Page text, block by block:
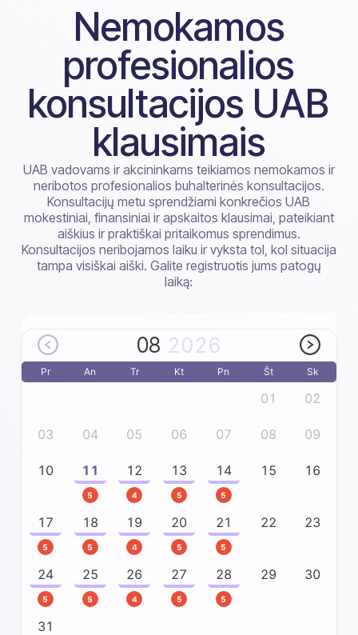
Nemokamos
profesionalios
konsultacijos UAB
klausimais
UAB vadovams ir akcininkams teikiamos nemokamos ir
neribotos profesionalios buhalterinės konsultacijos.
Konsultacijų metu sprendžiami konkrečios UAB
mokestiniai, finansiniai ir apskaitos klausimai, pateikiant
aiškius ir praktiškai pritaikomus sprendimus.
Konsultacijos neribojamos laiku ir vyksta tol, kol situacija
tampa visiškai aiški. Galite registruotis jums patogų
laiką:
08 2026
Pr An Tr Kt Pn Št Sk
01 02
03 04 05 06 07 08 09
10 11
5
12
4
13
5
14
5
15 16
17
5
18
5
19
4
20
5
21
5
22 23
24
5
25
5
26
4
27
5
28
5
29 30
31